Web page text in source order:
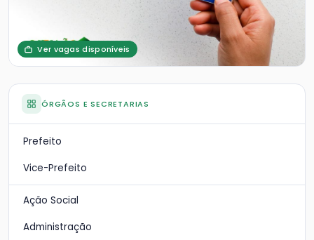
Ver vagas disponíveis
ÓRGÃOS E SECRETARIAS
Prefeito
Vice-Prefeito
Ação Social
Administração